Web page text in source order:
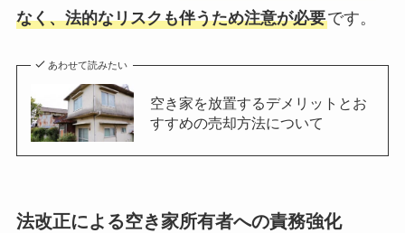
なく、法的なリスクも伴うため注意が必要です。
あわせて読みたい
空き家を放置するデメリットとお
すすめの売却方法について
法改正による空き家所有者への責務強化